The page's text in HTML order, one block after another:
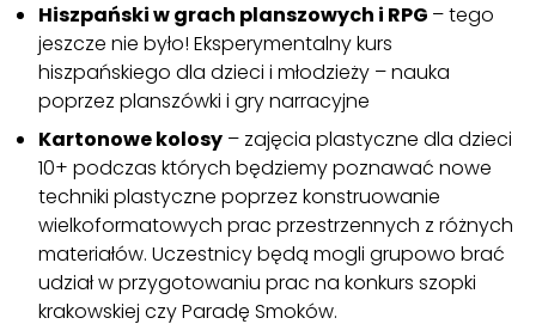
Hiszpański w grach planszowych i RPG – tego
jeszcze nie było! Eksperymentalny kurs
hiszpańskiego dla dzieci i młodzieży – nauka
poprzez planszówki i gry narracyjne
Kartonowe kolosy – zajęcia plastyczne dla dzieci
10+ podczas których będziemy poznawać nowe
techniki plastyczne poprzez konstruowanie
wielkoformatowych prac przestrzennych z różnych
materiałów. Uczestnicy będą mogli grupowo brać
udział w przygotowaniu prac na konkurs szopki
krakowskiej czy Paradę Smoków.